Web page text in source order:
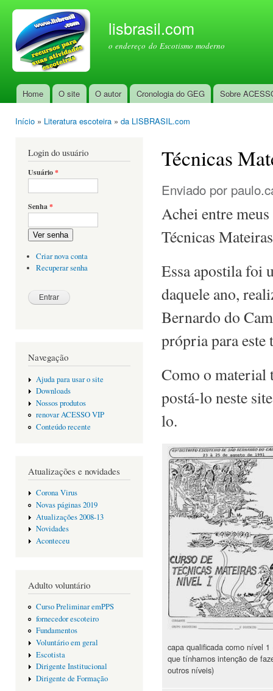
lisbrasil.com
o endereço do Escotismo moderno
Menu principal
Home O site O autor Cronologia do GEG Sobre
Início » Literatura escoteira » da LISBRASIL.com
Login do usuário
Usuário*
Senha*
Ver senha
Criar nova conta
Recuperar senha
Navegação
Ajuda para usar o site
Downloads
Nossos produtos
renovar ACESSO VIP
Conteúdo recente
Atualizações e novidades
Corona Virus
Novas páginas 2019
Atualizações 2008-13
Novidades
Aconteceu
Adulto voluntário
Curso Preliminar emPPS
fornecedor escoteiro
Fundamentos
Voluntário em geral
Escotista
Dirigente Institucional
Dirigente de Formação
Técnicas
Enviado por
Achei entre
Técnicas
Essa apostila foi
daquele ano,
Bernardo do
própria para este
Como o material
postá-lo neste
lo.
capa qualificada como nível 1
que tínhamos intenção de
outros níveis)